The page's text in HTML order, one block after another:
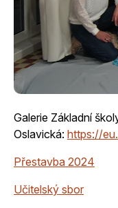
Galerie Základní
Oslavická: https://
Přestavba 2024
Učitelský sbor